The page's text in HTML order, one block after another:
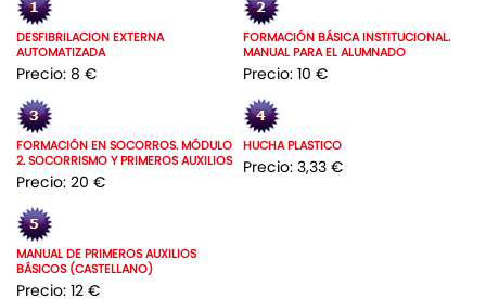
DESFIBRILACION EXTERNA
AUTOMATIZADA
Precio: 8 €
FORMACIÓN BÁSICA INSTITUCIONAL.
MANUAL PARA EL ALUMNADO
Precio: 10 €
FORMACIÓN EN SOCORROS. MÓDULO
2. SOCORRISMO Y PRIMEROS AUXILIOS
Precio: 20 €
HUCHA PLASTICO
Precio: 3,33 €
MANUAL DE PRIMEROS AUXILIOS
BÁSICOS (CASTELLANO)
Precio: 12 €